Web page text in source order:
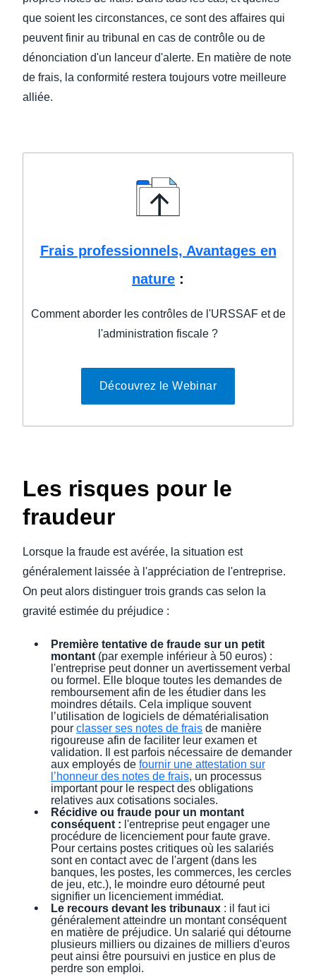
que soient les circonstances, ce sont des affaires qui
peuvent finir au tribunal en cas de contrôle ou de
dénonciation d'un lanceur d'alerte. En matière de note
de frais, la conformité restera toujours votre meilleure
alliée.
Frais professionnels, Avantages en
nature :
Comment aborder les contrôles de l'URSSAF et de
l'administration fiscale ?
Découvrez le Webinar
Les risques pour le
fraudeur
Lorsque la fraude est avérée, la situation est
généralement laissée à l'appréciation de l'entreprise.
On peut alors distinguer trois grands cas selon la
gravité estimée du préjudice :
Première tentative de fraude sur un petit
montant (par exemple inférieur à 50 euros) :
l'entreprise peut donner un avertissement verbal
ou formel. Elle bloque toutes les demandes de
remboursement afin de les étudier dans les
moindres détails. Cela implique souvent
l’utilisation de logiciels de dématérialisation
pour classer ses notes de frais de manière
rigoureuse afin de faciliter leur examen et
validation. Il est parfois nécessaire de demander
aux employés de fournir une attestation sur
l’honneur des notes de frais, un processus
important pour le respect des obligations
relatives aux cotisations sociales.
Récidive ou fraude pour un montant
conséquent : l'entreprise peut engager une
procédure de licenciement pour faute grave.
Pour certains postes critiques où les salariés
sont en contact avec de l'argent (dans les
banques, les postes, les commerces, les cercles
de jeu, etc.), le moindre euro détourné peut
signifier un licenciement immédiat.
Le recours devant les tribunaux : il faut ici
généralement atteindre un montant conséquent
en matière de préjudice. Un salarié qui détourne
plusieurs milliers ou dizaines de milliers d'euros
peut ainsi être poursuivi en justice en plus de
perdre son emploi.